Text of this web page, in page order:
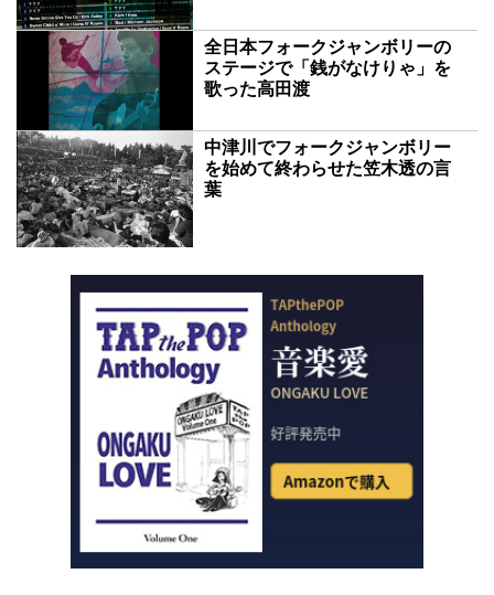
全日本フォークジャンボリーの
ステージで「銭がなけりゃ」を
歌った高田渡
中津川でフォークジャンボリー
を始めて終わらせた笠木透の言
葉